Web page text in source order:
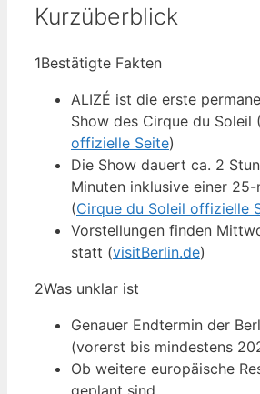
Kurzüberblick
1Bestätigte Fakten
ALIZÉ ist die erste
Show des Cirque du Soleil (
offizielle Seite)
Die Show dauert ca. 2
Minuten inklusive einer
(Cirque du Soleil offizielle
Vorstellungen finden
statt (visitBerlin.de)
2Was unklar ist
Genauer Endtermin der
(vorerst bis mindestens
Ob weitere europäische